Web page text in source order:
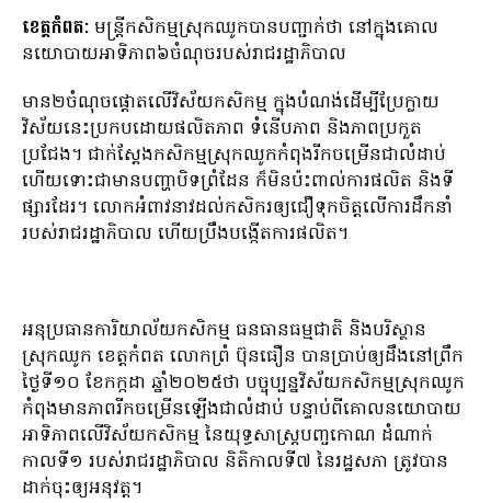
ខេត្តកំពត: មន្ត្រីកសិកម្មស្រុកឈូកបានបញ្ជាក់ថា នៅក្នុងគោល
នយោបាយអាទិភាព៦ចំណុចរបស់រាជរដ្ឋាភិបាល
មាន២ចំណុចផ្តោតលើវិស័យកសិកម្ម ក្នុងបំណង់ដើម្បីប្រែក្លាយ
វិស័យនេះប្រកបដោយផលិតភាព ទំនើបភាព និងភាពប្រកួត
ប្រជែង។ ជាក់ស្តែងកសិកម្មស្រុកឈូកកំពុងរីកចម្រើនជាលំដាប់
ហើយទោះជាមានបញ្ហាបិទព្រំដែន ក៏មិនប៉ះពាល់ការផលិត និងទី
ផ្សារដែរ។ លោកអំពាវនាវដល់កសិករឲ្យជឿទុកចិត្តលើការដឹកនាំ
របស់រាជរដ្ឋាភិបាល ហើយប្រឹងបង្កើតការផលិត។
អនុប្រធានការិយាល័យកសិកម្ម ធនធានធម្មជាតិ និងបរិស្ថាន
ស្រុកឈូក ខេត្តកំពត លោកព្រំ ប៊ុនធឿន បានប្រាប់ឲ្យដឹងនៅព្រឹក
ថ្ងៃទី១០ ខែកក្កដា ឆ្នាំ២០២៥ថា បច្ចុប្បន្នវិស័យកសិកម្មស្រុកឈូក
កំពុងមានភាពរីកចម្រើនឡើងជាលំដាប់ បន្ទាប់ពីគោលនយោបាយ
អាទិភាពលើវិស័យកសិកម្ម នៃយុទ្ធសាស្ត្របញ្ចកោណ ដំណាក់
កាលទី១ របស់រាជរដ្ឋាភិបាល និតិកាលទី៧ នៃរដ្ឋសភា ត្រូវបាន
ដាក់ចុះឲ្យអនុវត្ត។